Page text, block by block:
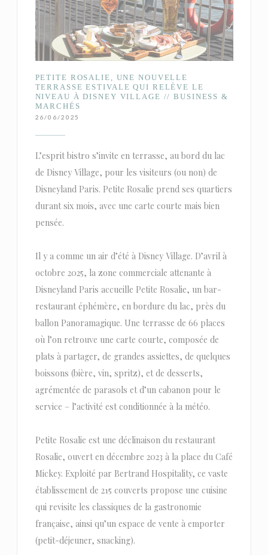
PETITE ROSALIE, UNE NOUVELLE
TERRASSE ESTIVALE QUI RELÈVE LE
NIVEAU À DISNEY VILLAGE // BUSINESS &
MARCHÉS
26/06/2025
L’esprit bistro s’invite en terrasse, au bord du lac
de Disney Village, pour les visiteurs (ou non) de
Disneyland Paris. Petite Rosalie prend ses quartiers
durant six mois, avec une carte courte mais bien
pensée.
Il y a comme un air d’été à Disney Village. D’avril à
octobre 2025, la zone commerciale attenante à
Disneyland Paris accueille Petite Rosalie, un bar-
restaurant éphémère, en bordure du lac, près du
ballon Panoramagique. Une terrasse de 66 places
où l’on retrouve une carte courte, composée de
plats à partager, de grandes assiettes, de quelques
boissons (bière, vin, spritz), et de desserts,
agrémentée de parasols et d’un cabanon pour le
service – l’activité est conditionnée à la météo.
Petite Rosalie est une déclinaison du restaurant
Rosalie, ouvert en décembre 2023 à la place du Café
Mickey. Exploité par Bertrand Hospitality, ce vaste
établissement de 215 couverts propose une cuisine
qui revisite les classiques de la gastronomie
française, ainsi qu’un espace de vente à emporter
(petit-déjeuner, snacking).